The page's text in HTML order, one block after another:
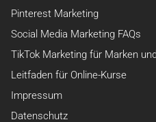
Pinterest Marketing
Social Media Marketing FAQs
TikTok Marketing für Marken
Leitfaden für Online-Kurse
Impressum
Datenschutz